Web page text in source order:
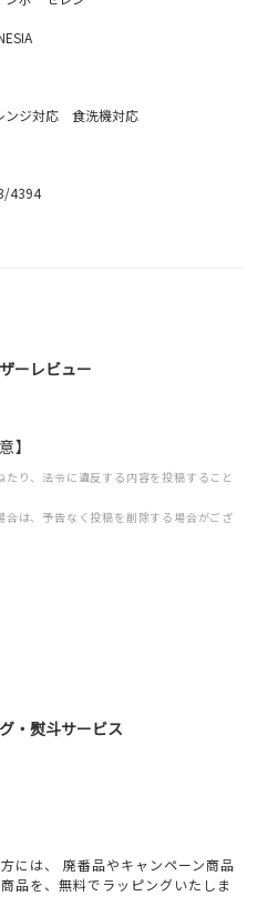
ンジ対応 食洗機対応
4394
ーレビュー
】
り、法令に違反する内容を投稿すること
合は、予告なく投稿を削除する場合がござ
・熨斗サービス
には、 廃番品やキャンペーン商品
品を、無料でラッピングいたしま